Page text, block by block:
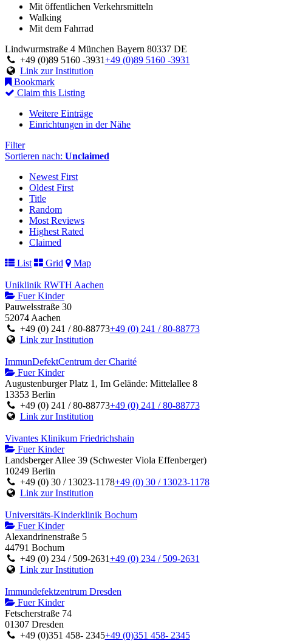
Mit öffentlichen Verkehrsmitteln
Walking
Mit dem Fahrrad
Lindwurmstraße 4 München Bayern 80337 DE
+49 (0)89 5160 -3931+49 (0)89 5160 -3931
Link zur Institution
Bookmark
Claim this Listing
Weitere Einträge
Einrichtungen in der Nähe
Filter
Sortieren nach: Unclaimed
Newest First
Oldest First
Title
Random
Most Reviews
Highest Rated
Claimed
List
Grid Map
Uniklinik RWTH Aachen
Fuer Kinder
Pauwelsstraße 30
52074 Aachen
+49 (0) 241 / 80-88773+49 (0) 241 / 80-88773
Link zur Institution
ImmunDefektCentrum der Charité
Fuer Kinder
Augustenburger Platz 1, Im Gelände: Mittelallee 8
13353 Berlin
+49 (0) 241 / 80-88773+49 (0) 241 / 80-88773
Link zur Institution
Vivantes Klinikum Friedrichshain
Fuer Kinder
Landsberger Allee 39 (Schwester Viola Effenberger)
10249 Berlin
+49 (0) 30 / 13023-1178+49 (0) 30 / 13023-1178
Link zur Institution
Universitäts-Kinderklinik Bochum
Fuer Kinder
Alexandrinenstraße 5
44791 Bochum
+49 (0) 234 / 509-2631+49 (0) 234 / 509-2631
Link zur Institution
Immundefektzentrum Dresden
Fuer Kinder
Fetscherstraße 74
01307 Dresden
+49 (0)351 458- 2345+49 (0)351 458- 2345